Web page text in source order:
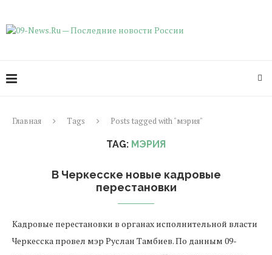
Главная Tags Posts tagged with "мэрия"
TAG: МЭРИЯ
В Черкесске новые кадровые
перестановки
Кадровые перестановки в органах исполнительной власти
Черкесска провел мэр Руслан Тамбиев. По данным 09-